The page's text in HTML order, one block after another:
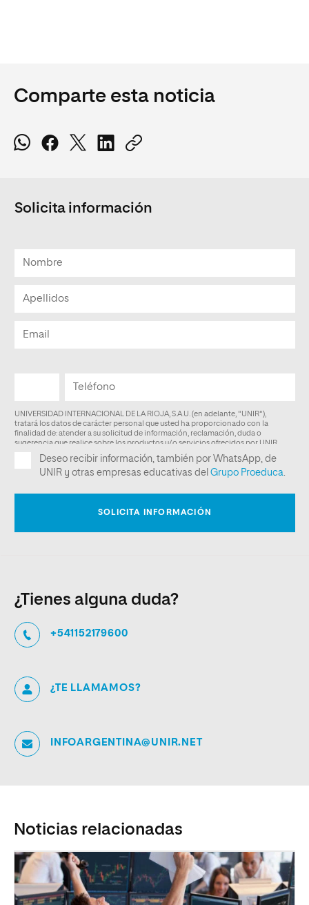
Comparte esta noticia
Solicita información
¿Tienes alguna duda?
+541152179600
¿TE LLAMAMOS?
INFOARGENTINA@UNIR.NET
Noticias relacionadas